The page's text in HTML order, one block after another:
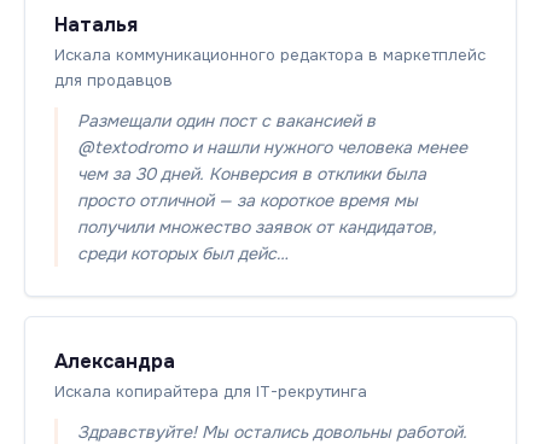
Наталья
Искала коммуникационного редактора в маркетплейс
для продавцов
Размещали один пост с вакансией в
@textodromo и нашли нужного человека менее
чем за 30 дней. Конверсия в отклики была
просто отличной — за короткое время мы
получили множество заявок от кандидатов,
среди которых был дейс…
Александра
Искала копирайтера для IT-рекрутинга
Здравствуйте! Мы остались довольны работой.